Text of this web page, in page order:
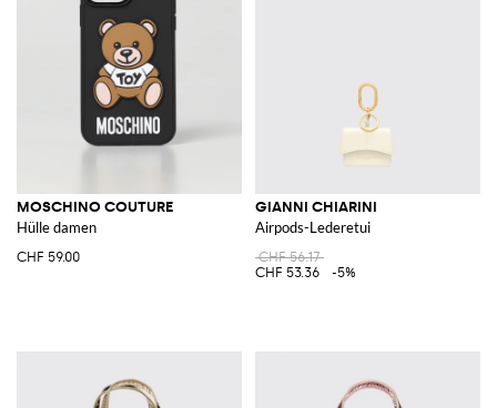
MOSCHINO COUTURE
Hülle damen
CHF 59.00
GIANNI CHIARINI
Airpods-Lederetui
CHF 56.17
CHF 53.36
-5%